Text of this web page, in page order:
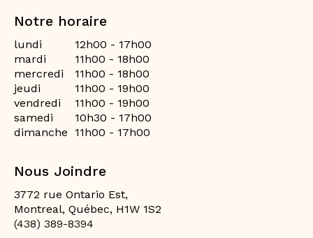
Notre horaire
lundi
12h00 - 17h00
mardi
11h00 - 18h00
mercredi
11h00 - 18h00
jeudi
11h00 - 19h00
vendredi
11h00 - 19h00
samedi
10h30 - 17h00
dimanche
11h00 - 17h00
Nous Joindre
3772 rue Ontario Est,
Montreal, Québec, H1W 1S2
(438) 389-8394